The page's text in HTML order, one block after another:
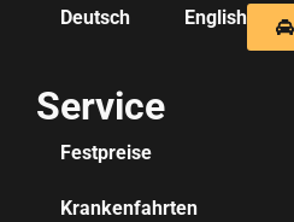
Deutsch English
Service
Festpreise
Krankenfahrten